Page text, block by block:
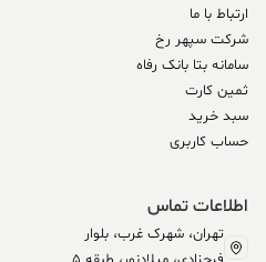
ارتباط با ما
شرکت سپهر رخ
سامانه بتا بانک رفاه
ثمین کارت
سبد خرید
حساب کاربری
اطلاعات تماس
تهران، شهرک غرب، بلوار